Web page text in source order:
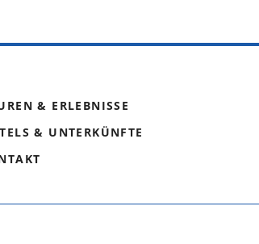
& ERLEBNISSE
& UNTERKÜNFTE